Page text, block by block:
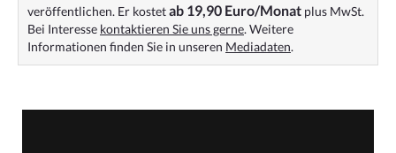
veröffentlichen. Er kostetab 19,90 Euro/Monat plus MwSt.
Bei Interesse kontaktieren Sie uns gerne. Weitere
Informationen finden Sie in unseren Mediadaten.